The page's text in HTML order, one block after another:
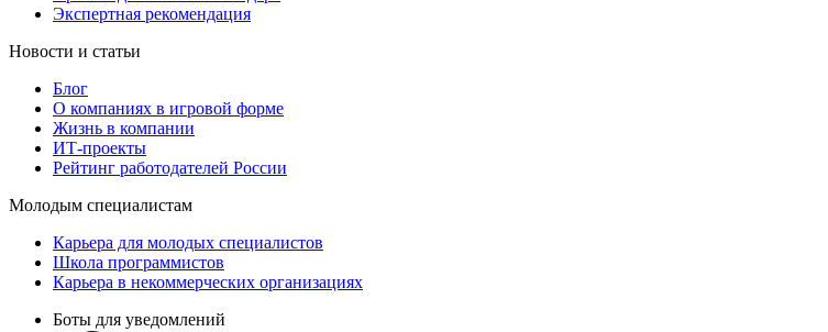
Экспертная рекомендация
Новости и статьи
Блог
О компаниях в игровой форме
Жизнь в компании
ИТ-проекты
Рейтинг работодателей России
Молодым специалистам
Карьера для молодых специалистов
Школа программистов
Карьера в некоммерческих организациях
Боты для уведомлений